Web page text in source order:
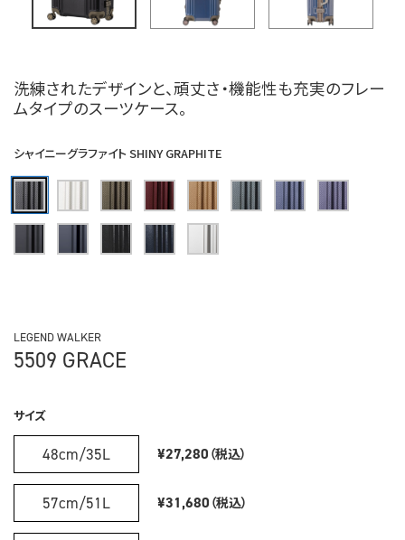
洗練されたデザインと、頑丈さ・機能性も充実のフレー
ムタイプのスーツケース。
LEGEND WALKER
5509 GRACE
サイズ
48cm/35L ¥27,280 （税込）
57cm/51L ¥31,680 （税込）
シャイニーグラファイト SHINY GRAPHITE